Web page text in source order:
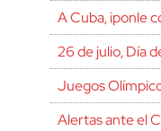
A Cuba, ¡ponle
26 de julio, Día
Juegos
Alertas ante el